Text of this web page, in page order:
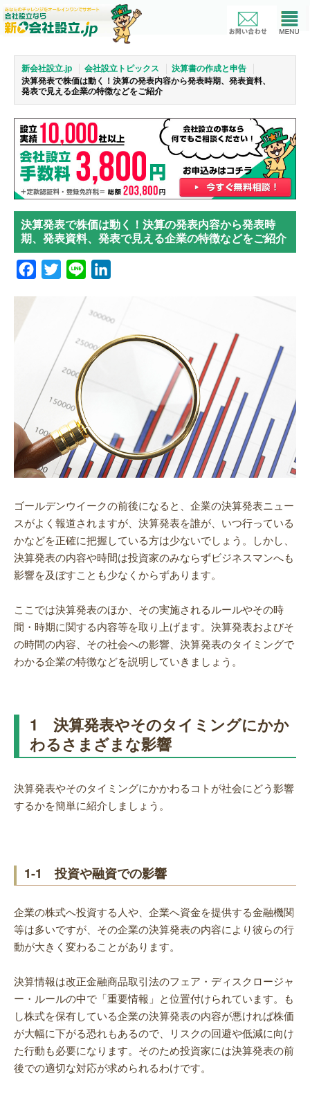
新会社設立.jp 会社設立トピックス
決算書の作成と申告
決算発表で株価は動く！決算の発表内容から発表時期、発表資料、
発表で見える企業の特徴などをご紹介
決算発表で株価は動く！決算の発表内容から発表時
期、発表資料、発表で見える企業の特徴などをご紹介
Facebook
Twitter Line
ゴールデンウイークの前後になると、企業の決算発表ニュー
スがよく報道されますが、決算発表を誰が、いつ行っている
かなどを正確に把握している方は少ないでしょう。しかし、
決算発表の内容や時間は投資家のみならずビジネスマンへも
影響を及ぼすことも少なくからずあります。
ここでは決算発表のほか、その実施されるルールやその時
間・時期に関する内容等を取り上げます。決算発表およびそ
の時間の内容、その社会への影響、決算発表のタイミングで
わかる企業の特徴などを説明していきましょう。
1 決算発表やそのタイミングにかか
わるさまざまな影響
決算発表やそのタイミングにかかわるコトが社会にどう影響
するかを簡単に紹介しましょう。
1-1 投資や融資での影響
企業の株式へ投資する人や、企業へ資金を提供する金融機関
等は多いですが、その企業の決算発表の内容により彼らの行
動が大きく変わることがあります。
決算情報は改正金融商品取引法のフェア・ディスクロージャ
ー・ルールの中で「重要情報」と位置付けられています。も
し株式を保有している企業の決算発表の内容が悪ければ株価
が大幅に下がる恐れもあるので、リスクの回避や低減に向け
た行動も必要になります。そのため投資家には決算発表の前
後での適切な対応が求められるわけです。